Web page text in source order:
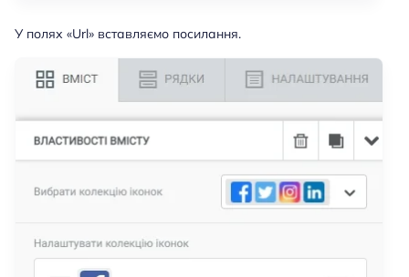
У полях «Url» вставляємо посилання.